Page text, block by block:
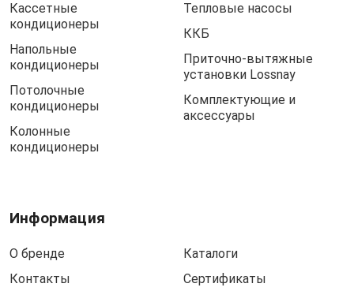
Кассетные
кондиционеры
Напольные
кондиционеры
Потолочные
кондиционеры
Колонные
кондиционеры
Тепловые насосы
ККБ
Приточно-вытяжные
установки Lossnay
Комплектующие и
аксессуары
Информация
О бренде
Контакты
Каталоги
Сертификаты